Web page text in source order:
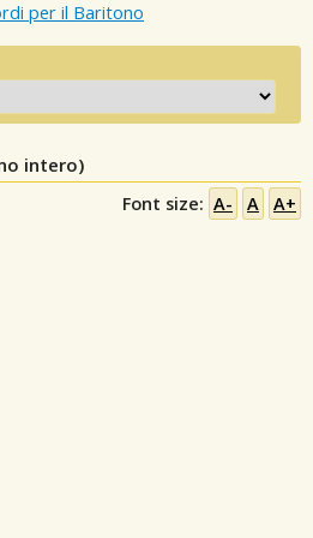
per il Baritono
intero)
Font size: A- A A+